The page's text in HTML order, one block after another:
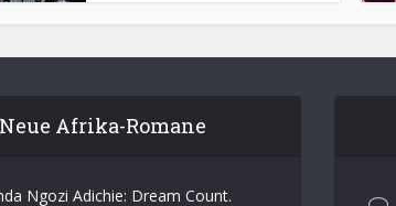
Neue Afrika-Romane
Ngozi Adichie: Dream Count.